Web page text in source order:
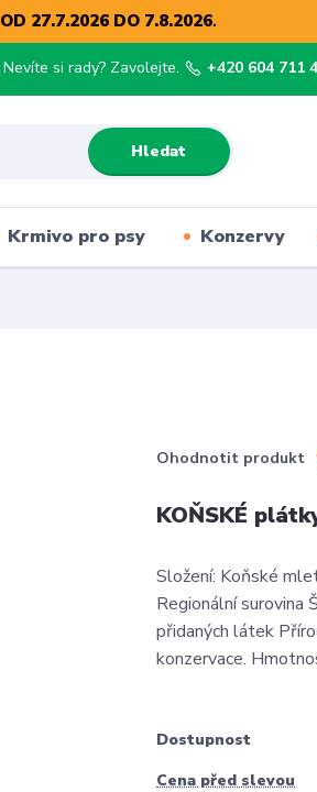
OD 27.7.2026 DO 7.8.2026.
Hledat
Nevíte si rady? Zavolejte. +420 604 711
Krmivo pro psy Konzervy
Ohodnotit produkt
KOŇSKÉ
Složení: Koňské
Regionální surovina
přidaných látek
konzervace.
Dostupnost
Cena před slevou